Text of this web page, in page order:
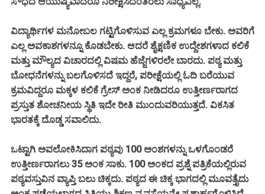
ವಿದ್ಯಾರ್ಥಿಗಳ ಮನೋಬಲ ಗಟ್ಟಿಗೊಳಿಸುವ ಎಲ್ಲ ಕ್ರಮಗಳೂ ಬೇಕು. ಅವರಿಗೆ
ಎಲ್ಲ ಅವಕಾಶಗಳನ್ನೂ ಕೊಡಬೇಕು. ಆದರೆ ಶೈಕ್ಷಣಿಕ ಉದ್ದೇಶಗಳಾದ ಕಲಿಕೆ
ಮತ್ತು ಮೌಲ್ಯದ ವಿಚಾರದಲ್ಲಿ ವಿಷಮ ಹೆಜ್ಜೆಗಳಿರಲೇ ಬಾರದು. ಪಠ್ಯ ಮತ್ತು
ಬೋಧನೆಗಳನ್ನು ಬಲಗೊಳಿಸದೆ ಇದ್ದರೆ, ಪರೀಕ್ಷೆಯಲ್ಲಿ ಓದಿ ಬರೆಯುವ
ಕ್ರಮವಿದ್ದರೂ ಮಕ್ಕಳ ಕಲಿಕೆ ಗ್ರೇಸ್ ಅಂಕ ನೀಡಿದರೂ ಉತ್ತೀರ್ಣರಾಗದ
ಪ್ರಸ್ತುತ ಶೋಚನೀಯ ಸ್ಥಿತಿ ಇದೇ ರೀತಿ ಮುಂದುವರಿಯುತ್ತದೆ. ವಿಕಸಿತ
ಭಾರತಕ್ಕೆ ದೊಡ್ಡ ಸವಾಲಿದು.
ಒಟ್ಟಾಗಿ ಅವಲೋಕಿಸಿದಾಗ ಪಠ್ಯವು 100 ಅಂಶಗಳನ್ನು ಒಳಗೊಂಡರೆ
ಉತ್ತೀರ್ಣರಾಗಲು 35 ಅಂಕ ಸಾಕು. 100 ಅಂಕದ ಪ್ರಶ್ನೆ ಪತ್ರಿಕೆಯಲ್ಲಿರುವ
ಪಠ್ಯವಸ್ತುವಿನ ವ್ಯಾಪ್ತಿ ಬಲು ಚಿಕ್ಕದು. ಪಠ್ಯದ ಈ ಚಿಕ್ಕ ಭಾಗದಲ್ಲಿ ಮೂವತ್ತೈದು